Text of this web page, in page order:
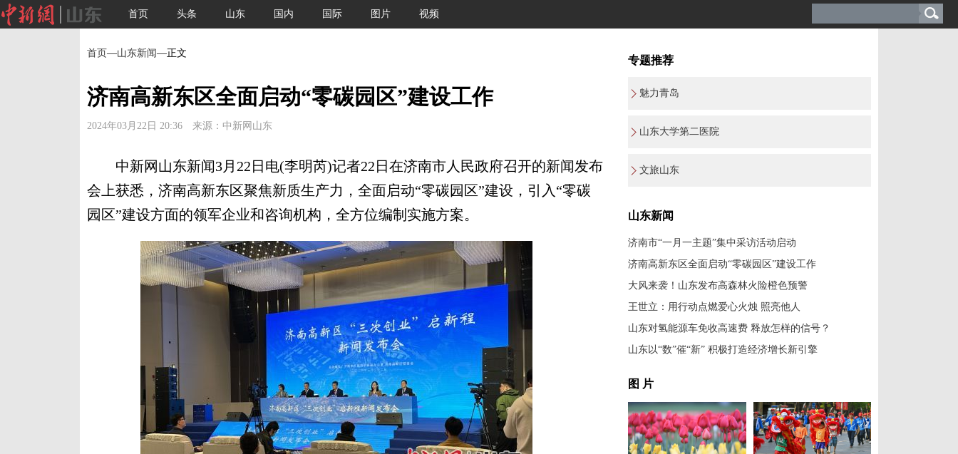
首页 头条 山东 国内 国际 图片 视频
首页—山东新闻—正文
济南高新东区全面启动“零碳园区”建设工作
2024年03月22日 20:36 来源：中新网山东
中新网山东新闻3月22日电(李明芮)记者22日在济南市人民政府召开的新闻发布
会上获悉，济南高新东区聚焦新质生产力，全面启动“零碳园区”建设，引入“零碳
园区”建设方面的领军企业和咨询机构，全方位编制实施方案。
专题推荐
魅力青岛
山东大学第二医院
文旅山东
山东新闻
济南市“一月一主题”集中采访活动启动
济南高新东区全面启动“零碳园区”建设工作
大风来袭！山东发布高森林火险橙色预警
王世立：用行动点燃爱心火烛 照亮他人
山东对氢能源车免收高速费 释放怎样的信号？
山东以“数”催“新” 积极打造经济增长新引擎
图 片